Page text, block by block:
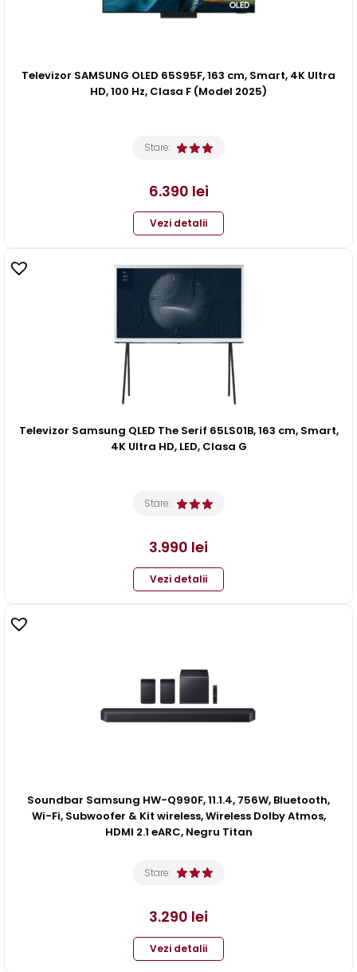
Televizor SAMSUNG OLED 65S95F, 163 cm, Smart, 4K Ultra
HD, 100 Hz, Clasa F (Model 2025)
Stare:
6.390 lei
Vezi detalii
Televizor Samsung QLED The Serif 65LS01B, 163 cm, Smart,
4K Ultra HD, LED, Clasa G
Stare:
3.990 lei
Vezi detalii
Soundbar Samsung HW-Q990F, 11.1.4, 756W, Bluetooth,
Wi-Fi, Subwoofer & Kit wireless, Wireless Dolby Atmos,
HDMI 2.1 eARC, Negru Titan
Stare:
3.290 lei
Vezi detalii